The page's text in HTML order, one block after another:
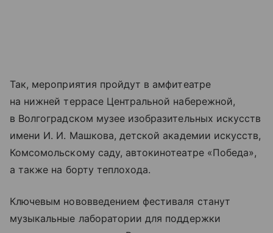
Так, мероприятия пройдут в амфитеатре
на нижней террасе Центральной набережной,
в Волгоградском музее изобразительных искусств
имени И. И. Машкова, детской академии искусств,
Комсомольскому саду, автокинотеатре «Победа»,
а также на борту теплохода.
Ключевым нововведением фестиваля станут
музыкальные лаборатории для поддержки